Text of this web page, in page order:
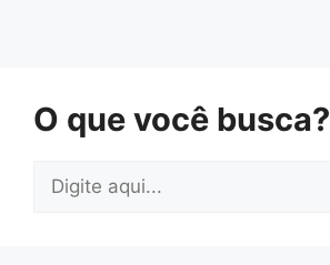
O que você busca?
Pesquisar